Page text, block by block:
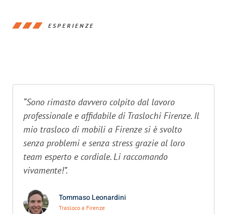
ESPERIENZE
“Sono rimasto davvero colpito dal lavoro
professionale e affidabile di Traslochi Firenze. Il
mio trasloco di mobili a Firenze si è svolto
senza problemi e senza stress grazie al loro
team esperto e cordiale. Li raccomando
vivamente!”.
Tommaso Leonardini
Trasloco a Firenze